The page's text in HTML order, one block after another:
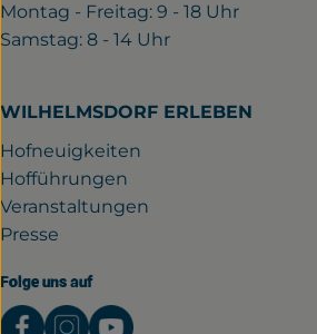
Montag - Freitag: 9 - 18 Uhr
Samstag: 8 - 14 Uhr
WILHELMSDORF ERLEBEN
Hofneuigkeiten
Hofführungen
Veranstaltungen
Presse
Folge uns auf
Externer Link zu https://
Externer Link zu https://
Externer Link zu